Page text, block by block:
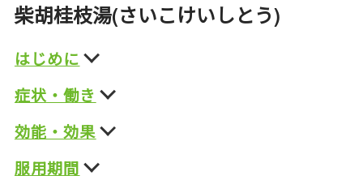
柴胡桂枝湯(さいこけいしとう)
はじめに
症状・働き
効能・効果
服用期間